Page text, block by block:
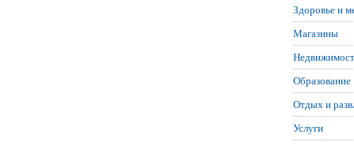
Здоровье и
Магазины
Образование
Отдых и
Услуги